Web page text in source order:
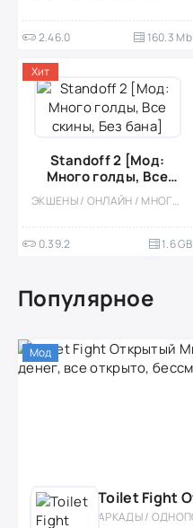
2.46.0 160.3 Mb
Standoff 2 [Мод:
Много голды, Все
скины, Без бана]
ЭКШЕНЫ / ОНЛАЙН / МНОГОПОЛЬЗОВАТЕЛЬСКАЯ / ШУТЕРЫ / ТАКТИЧЕСКИЕ / СОРЕВНОВАТЕЛЬНАЯ / ОДНОПОЛЬЗОВАТЕЛЬСКИЕ / СТИЛИЗАЦИЯ / МОД / БОЛЬШАЯ / ОТ ПЕРВОГО ЛИЦА / ВСТРОЕННЫЙ КЕШ / 3D / ПРИВАТКИ / ГЕЙМПАД
0.39.2 1.6 GB
Хит
Популярное
Мод